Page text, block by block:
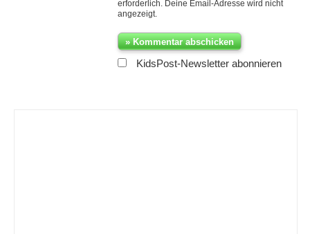
erforderlich. Deine Email-Adresse wird nicht
angezeigt.
KidsPost-Newsletter abonnieren